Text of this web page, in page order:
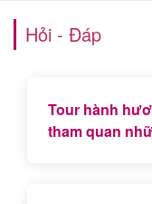
Hỏi - Đáp
Tour hành
tham quan